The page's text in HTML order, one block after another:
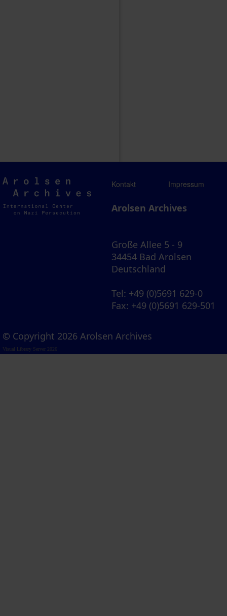
Arolsen
Archives
Kontakt Impressum
Arolsen Archives
Große Allee 5 - 9
34454 Bad Arolsen
Deutschland
Tel: +49 (0)5691 629-0
Fax: +49 (0)5691 629-501
© Copyright 2026 Arolsen Archives
Visual Library Server 2026